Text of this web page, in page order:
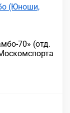
(Юноши,
70» (отд.